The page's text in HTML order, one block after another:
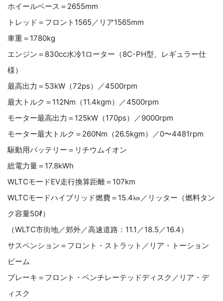
ホイールベース＝2655mm
トレッド＝フロント1565／リア1565mm
車重＝1780kg
エンジン＝830cc水冷1ローター（8C-PH型、レギュラー仕
様）
最高出力＝53kW（72ps）／4500rpm
最大トルク＝112Nm（11.4kgm）／4500rpm
モーター最高出力＝125kW（170ps）／9000rpm
モーター最大トルク＝260Nm（26.5kgm）／0〜4481rpm
駆動用バッテリー＝リチウムイオン
総電力量＝17.8kWh
WLTCモードEV走行換算距離＝107km
WLTCモードハイブリッド燃費＝15.4㎞／リッター（燃料タン
ク容量50ℓ）
（WLTC市街地／郊外／高速道路：11.1／18.5／16.4）
サスペンション＝フロント・ストラット／リア・トーション
ビーム
ブレーキ＝フロント・ベンチレーテッドディスク／リア・デ
ィスク